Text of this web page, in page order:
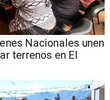
Nacionales unen
terrenos en El